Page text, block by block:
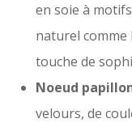
en soie à
naturel
touche de
Noeud
velours, de